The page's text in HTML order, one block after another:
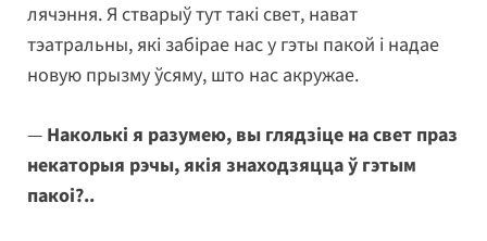
лячэння. Я стварыў тут такі свет, нават
тэатральны, які забірае нас у гэты пакой і надае
новую прызму ўсяму, што нас акружае.
— Наколькі я разумею, вы глядзіце на свет праз
некаторыя рэчы, якія знаходзяцца ў гэтым
пакоі?..